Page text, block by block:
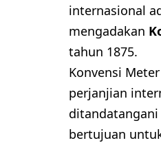
internasional
mengadakan
tahun 1875.
Konvensi
perjanjian
ditandatangani
bertujuan